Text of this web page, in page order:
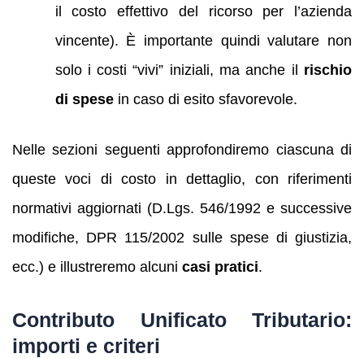
il costo effettivo del ricorso per l’azienda
vincente). È importante quindi valutare non
solo i costi “vivi” iniziali, ma anche il rischio
di spesein caso di esito sfavorevole.
Nelle sezioni seguenti approfondiremo ciascuna di
queste voci di costo in dettaglio, con riferimenti
normativi aggiornati (D.Lgs. 546/1992 e successive
modifiche, DPR 115/2002 sulle spese di giustizia,
ecc.) e illustreremo alcuni casi pratici.
Contributo Unificato Tributario:
importi e criteri